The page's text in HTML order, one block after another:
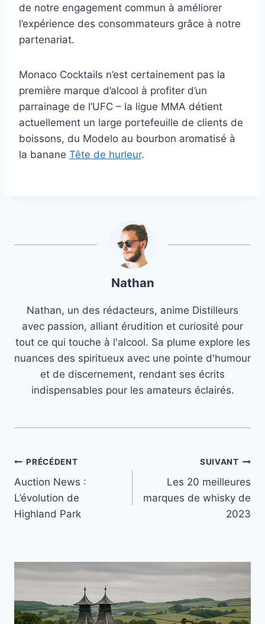
de notre engagement commun à améliorer
l’expérience des consommateurs grâce à notre
partenariat.
Monaco Cocktails n’est certainement pas la
première marque d’alcool à profiter d’un
parrainage de l’UFC – la ligue MMA détient
actuellement un large portefeuille de clients de
boissons, du Modelo au bourbon aromatisé à
la banane Tête de hurleur.
Nathan
Nathan, un des rédacteurs, anime Distilleurs
avec passion, alliant érudition et curiosité pour
tout ce qui touche à l'alcool. Sa plume explore les
nuances des spiritueux avec une pointe d'humour
et de discernement, rendant ses écrits
indispensables pour les amateurs éclairés.
Navigation
de
l’article
PRÉCÉDENT
Auction News :
L’évolution de
Highland Park
SUIVANT
Les 20 meilleures
marques de whisky de
2023